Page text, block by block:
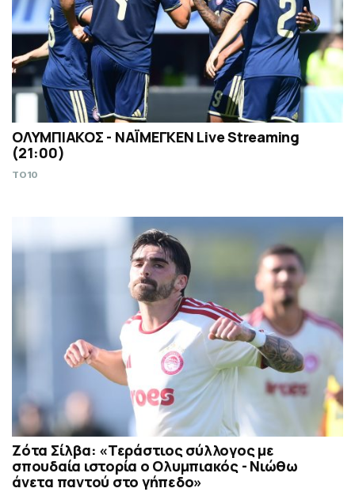
ΟΛΥΜΠΙΑΚΟΣ - ΝΑΪΜΕΓΚΕΝ Live Streaming
(21:00)
TO10
Ζότα Σίλβα: «Τεράστιος σύλλογος με
σπουδαία ιστορία ο Ολυμπιακός - Νιώθω
άνετα παντού στο γήπεδο»